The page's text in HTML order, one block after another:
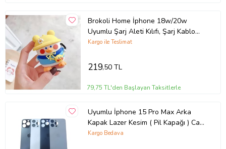
Brokoli Home İphone 18w/20w
Uyumlu Şarj Aleti Kılıfı, Şarj Kablo
Koruyucu, Şarj Koruyucu Kılıf
Kargo ile Teslimat
219,50 TL
79,75 TL'den Başlayan Taksitlerle
Uyumlu İphone 15 Pro Max Arka
Kapak Lazer Kesim ( Pil Kapağı ) Cam
- Siyah
Kargo Bedava